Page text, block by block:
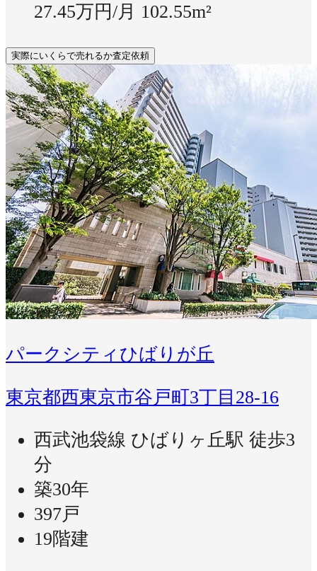
27.45万円/月 102.55m²
実際にいくらで売れるか査定依頼
パークシティひばりが丘
東京都西東京市谷戸町3丁目28-16
西武池袋線 ひばりヶ丘駅 徒歩3
分
築30年
397戸
19階建